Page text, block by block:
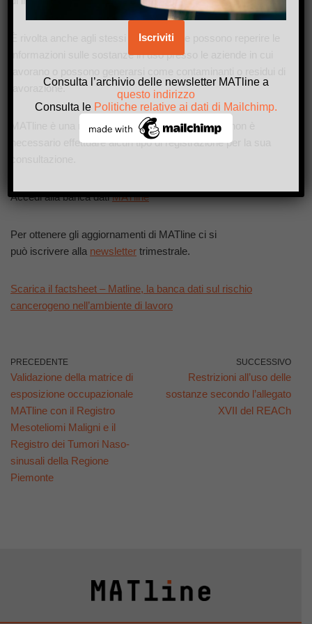
È rivolta anche agli stessi lavoratori che possono reperire le
informazioni sulle sostanze in uso presso le aziende in cui
lavorazione.
MATline è una risorsa completamente gratuita e non è
necessario effettuare alcun tipo di registrazione per la sua
Accedi alla banca datiMATline
Per ottenere gli aggiornamenti di MATline ci si
può iscrivere alla newsletter trimestrale.
Scarica il factsheet – Matline, la banca dati sul rischio
cancerogeno nell’ambiente di lavoro
PRECEDENTE
Validazione della matrice di
esposizione occupazionale
MATline con il Registro
Mesoteliomi Maligni e il
Registro dei Tumori Naso-
sinusali della Regione
Piemonte
SUCCESSIVO
Restrizioni all’uso delle
sostanze secondo l’allegato
XVII del REACh
Consulta l’archivio delle newsletter MATline a
questo indirizzo
Consulta le Politiche relative ai dati di Mailchimp.